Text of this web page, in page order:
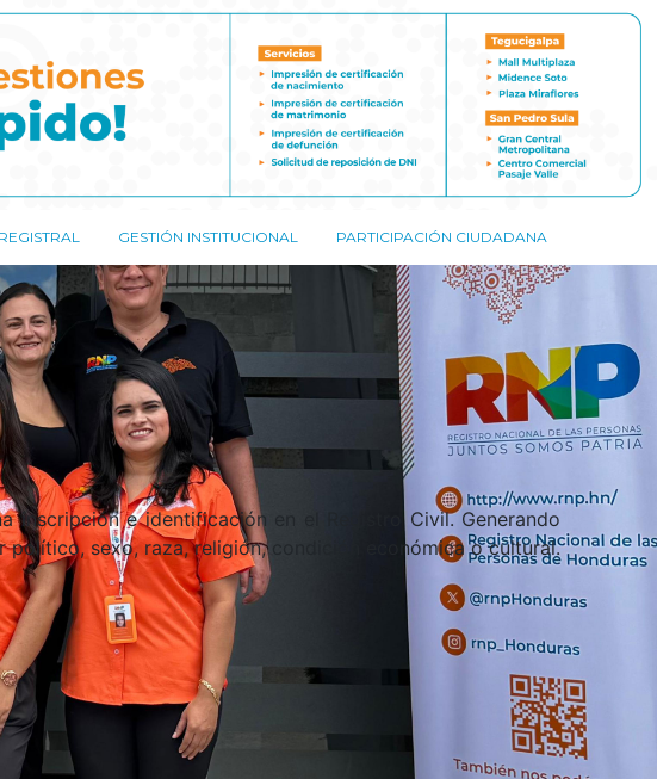
GESTIÓN INSTITUCIONAL PARTICIPACIÓN CIUDADANA
e identificación en el Registro Civil. Generando
sexo, raza, religión, condición económica o cultural.